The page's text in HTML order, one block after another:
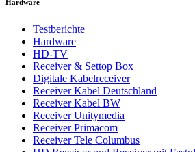
Hardware
Testberichte
Hardware
HD-TV
Receiver & Settop Box
Digitale Kabelreceiver
Receiver Kabel Deutschland
Receiver Kabel BW
Receiver Unitymedia
Receiver Primacom
Receiver Tele Columbus